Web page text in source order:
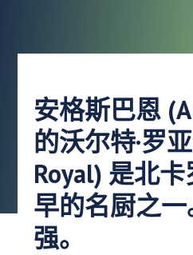
安格斯巴恩
的沃尔特·罗
Royal) 是北
早的名厨之
强。